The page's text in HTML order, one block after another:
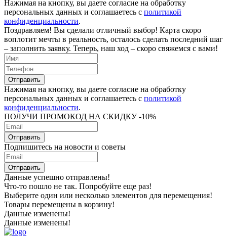
Нажимая на кнопку, вы даете согласие на обработку
персональных данных и соглашаетесь c политикой
конфиденциальности.
Поздравляем! Вы сделали отличный выбор! Карта скоро
воплотит мечты в реальность, осталось сделать последний шаг
– заполнить заявку. Теперь, наш ход – скоро свяжемся с вами!
Отправить
Нажимая на кнопку, вы даете согласие на обработку
персональных данных и соглашаетесь c политикой
конфиденциальности.
ПОЛУЧИ ПРОМОКОД НА СКИДКУ -10%
Отправить
Подпишитесь на новости и советы
Отправить
Данные успешно отправлены!
Что-то пошло не так. Попробуйте еще раз!
Выберите один или несколько элементов для перемещения!
Товары перемещены в корзину!
Данные изменены!
Данные изменены!